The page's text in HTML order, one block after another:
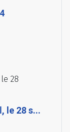
le 28 s...